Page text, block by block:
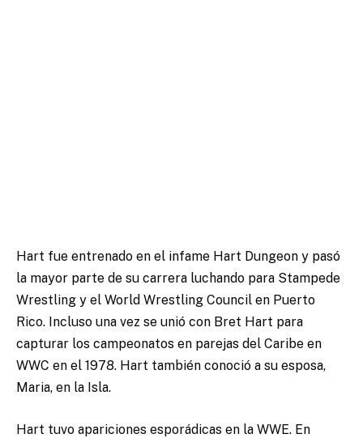
Hart fue entrenado en el infame Hart Dungeon y pasó
la mayor parte de su carrera luchando para Stampede
Wrestling y el World Wrestling Council en Puerto
Rico. Incluso una vez se unió con Bret Hart para
capturar los campeonatos en parejas del Caribe en
WWC en el 1978. Hart también conoció a su esposa,
Maria, en la Isla.
Hart tuvo apariciones esporádicas en la WWE. En